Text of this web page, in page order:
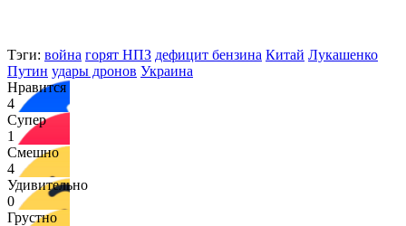
Тэги: война горят НПЗ дефицит бензина Китай Лукашенко
Путин удары дронов Украина
Нравится
4
Супер
1
Смешно
4
Удивительно
0
Грустно